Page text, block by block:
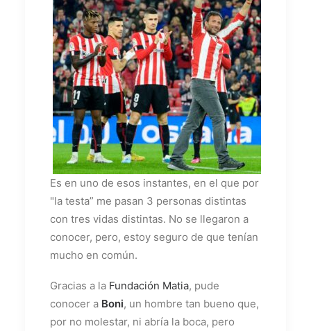
Es en uno de esos instantes, en el que por
"la testa” me pasan 3 personas distintas
con tres vidas distintas. No se llegaron a
conocer, pero, estoy seguro de que tenían
mucho en común.
Gracias a la Fundación Matia, pude
conocer a Boni, un hombre tan bueno que,
por no molestar, ni abría la boca, pero